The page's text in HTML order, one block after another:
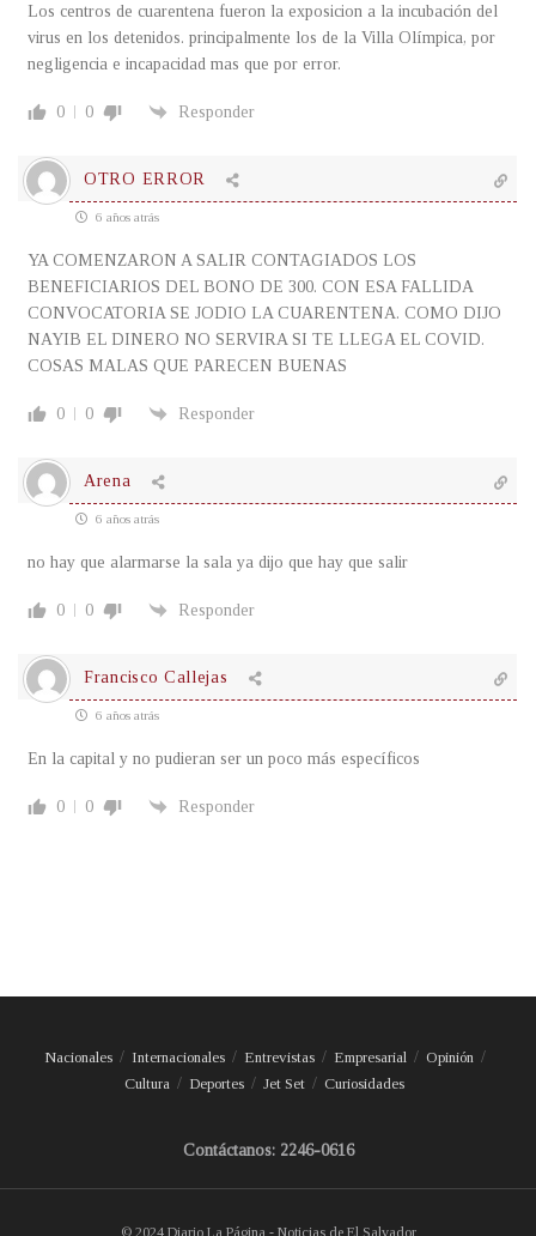
Los centros de cuarentena fueron la exposicion a la incubación del
virus en los detenidos. principalmente los de la Villa Olímpica, por
negligencia e incapacidad mas que por error.
0 0 Responder
OTRO ERROR
6 años atrás
YA COMENZARON A SALIR CONTAGIADOS LOS
BENEFICIARIOS DEL BONO DE 300. CON ESA FALLIDA
CONVOCATORIA SE JODIO LA CUARENTENA. COMO DIJO
NAYIB EL DINERO NO SERVIRA SI TE LLEGA EL COVID.
COSAS MALAS QUE PARECEN BUENAS
0 0 Responder
Arena
6 años atrás
no hay que alarmarse la sala ya dijo que hay que salir
0 0 Responder
Francisco Callejas
6 años atrás
En la capital y no pudieran ser un poco más específicos
0 0 Responder
Nacionales Internacionales Entrevistas Empresarial
Opinión
Cultura
Deportes Jet Set Curiosidades
Contáctanos: 2246-0616
© 2024 Diario La Página - Noticias de El Salvador